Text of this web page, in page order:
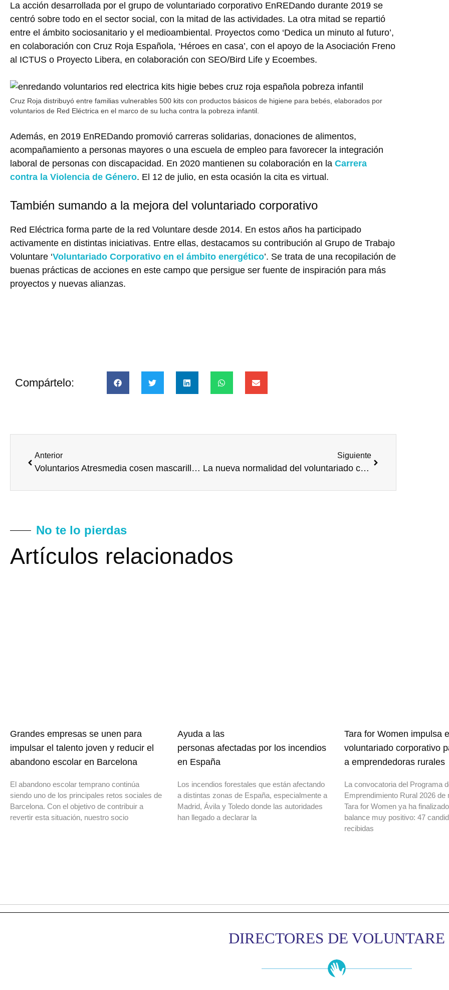
La acción desarrollada por el grupo de voluntariado corporativo EnREDando durante 2019 se
centró sobre todo en el sector social, con la mitad de las actividades. La otra mitad se repartió
entre el ámbito sociosanitario y el medioambiental. Proyectos como ‘Dedica un minuto al futuro’,
en colaboración con Cruz Roja Española, ‘Héroes en casa’, con el apoyo de la Asociación Freno
al ICTUS o Proyecto Libera, en colaboración con SEO/Bird Life y Ecoembes.
Cruz Roja distribuyó entre familias vulnerables 500 kits con productos básicos de higiene para bebés, elaborados por
voluntarios de Red Eléctrica en el marco de su lucha contra la pobreza infantil.
Además, en 2019 EnREDando promovió carreras solidarias, donaciones de alimentos,
acompañamiento a personas mayores o una escuela de empleo para favorecer la integración
laboral de personas con discapacidad. En 2020 mantienen su colaboración en la Carrera
contra la Violencia de Género. El 12 de julio, en esta ocasión la cita es virtual.
También sumando a la mejora del voluntariado corporativo
Red Eléctrica forma parte de la red Voluntare desde 2014. En estos años ha participado
activamente en distintas iniciativas. Entre ellas, destacamos su contribución al Grupo de Trabajo
Voluntare ‘Voluntariado Corporativo en el ámbito energético’. Se trata de una recopilación de
buenas prácticas de acciones en este campo que persigue ser fuente de inspiración para más
proyectos y nuevas alianzas.
Compártelo:
Anterior
Voluntarios Atresmedia cosen mascarillas integradoras
Siguiente
La nueva normalidad del voluntariado corporativo
No te lo pierdas
Artículos relacionados
Grandes empresas se unen para
impulsar el talento joven y reducir el
abandono escolar en Barcelona
El abandono escolar temprano continúa
siendo uno de los principales retos sociales de
Barcelona. Con el objetivo de contribuir a
revertir esta situación, nuestro socio
Ayuda a las
personas afectadas por los incendios
en España
Los incendios forestales que están afectando
a distintas zonas de España, especialmente a
Madrid, Ávila y Toledo donde las autoridades
han llegado a declarar la
Tara for Women impulsa
voluntariado corporativo
a emprendedoras rurales
La convocatoria del Programa
Emprendimiento Rural 2026 de
Tara for Women ya ha
balance muy positivo: 47
recibidas
DIRECTORES DE VOLUNTARE